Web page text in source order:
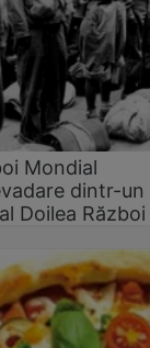
Mondial
dintr-
Doilea